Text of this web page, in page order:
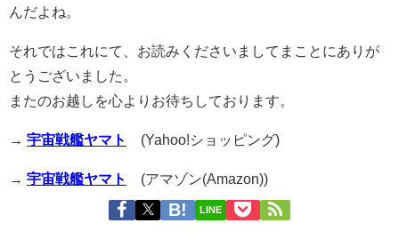
んだよね。
それではこれにて、お読みくださいましてまことにありが
とうございました。
またのお越しを心よりお待ちしております。
→ 宇宙戦艦ヤマト (Yahoo!ショッピング)
→ 宇宙戦艦ヤマト (アマゾン(Amazon))
LINE